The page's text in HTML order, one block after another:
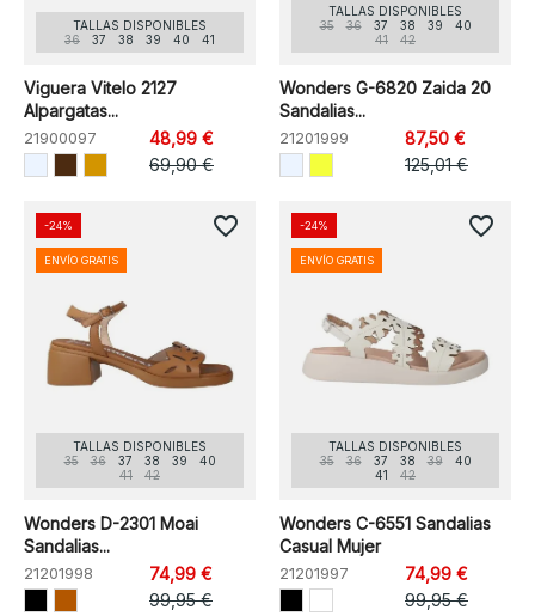
TALLAS DISPONIBLES
36
37 38 39 40 41
Viguera Vitelo 2127
Alpargatas...
21900097
48,99 €
69,90 €
TALLAS DISPONIBLES
35
36 37 38 39
40
41
42
Wonders G-6820 Zaida 20
Sandalias...
21201999
87,50 €
125,01 €
TALLAS DISPONIBLES
35
36 37 38 39
40
41
42
Wonders D-2301 Moai
Sandalias...
21201998
74,99 €
99,95 €
-24%
ENVÍO GRATIS
favorite_border
TALLAS DISPONIBLES
35
36 37 38 39
40
41
42
Wonders C-6551 Sandalias
Casual Mujer
21201997
74,99 €
99,95 €
-24%
ENVÍO GRATIS
favorite_border